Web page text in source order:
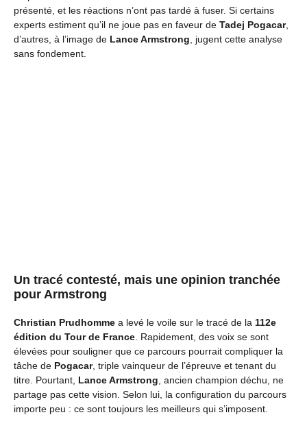
présenté, et les réactions n’ont pas tardé à fuser. Si certains
experts estiment qu’il ne joue pas en faveur de Tadej Pogacar,
d’autres, à l’image de Lance Armstrong , jugent cette analyse
sans fondement.
Un tracé contesté, mais une opinion tranchée
pour Armstrong
Christian Prudhomme a levé le voile sur le tracé de la 112e
édition du Tour de France . Rapidement, des voix se sont
élevées pour souligner que ce parcours pourrait compliquer la
tâche de Pogacar, triple vainqueur de l’épreuve et tenant du
titre. Pourtant, Lance Armstrong , ancien champion déchu, ne
partage pas cette vision. Selon lui, la configuration du parcours
importe peu : ce sont toujours les meilleurs qui s’imposent.